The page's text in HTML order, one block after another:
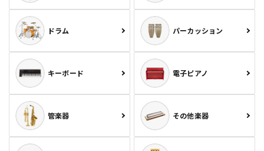
ドラム パーカッション
キーボード 電子ピアノ
管楽器 その他楽器